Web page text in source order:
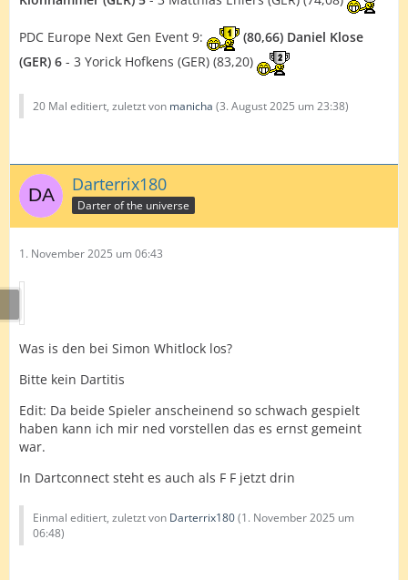
PDC Europe Next Gen Event 9:
(80,66) Daniel Klose
(GER) 6 - 3 Yorick Hofkens (GER) (83,20)
20 Mal editiert, zuletzt von manicha (3. August 2025 um 23:38)
Darterrix180
Darter of the universe
1. November 2025 um 06:43
Was is den bei Simon Whitlock los?
Bitte kein Dartitis
Edit: Da beide Spieler anscheinend so schwach gespielt
haben kann ich mir ned vorstellen das es ernst gemeint
war.
In Dartconnect steht es auch als F F jetzt drin
Einmal editiert, zuletzt von Darterrix180(1. November 2025 um
06:48)